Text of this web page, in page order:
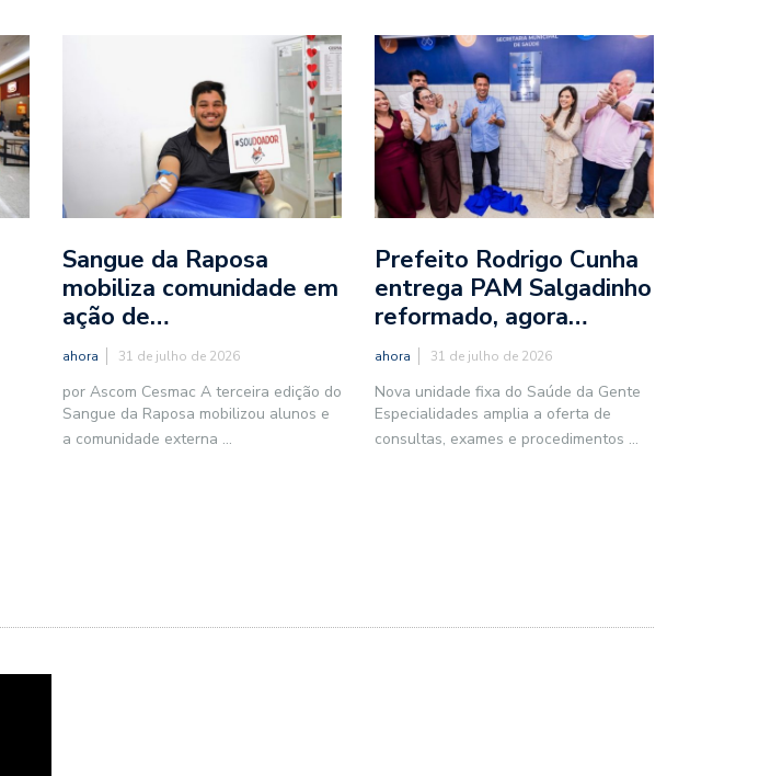
Sangue da Raposa
mobiliza comunidade em
ação de…
ahora 31 de julho de 2026
por Ascom Cesmac A terceira edição do
Sangue da Raposa mobilizou alunos e
a comunidade externa ...
Prefeito Rodrigo Cunha
entrega PAM Salgadinho
reformado, agora…
ahora 31 de julho de 2026
Nova unidade fixa do Saúde da Gente
Especialidades amplia a oferta de
consultas, exames e procedimentos ...